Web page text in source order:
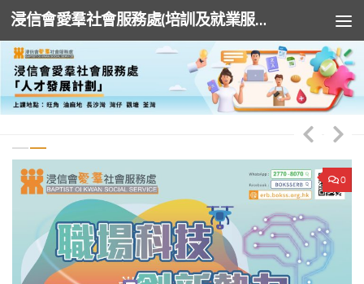
Skip to content 浸信會愛羣社會服務處(培訓及就業服務)
0